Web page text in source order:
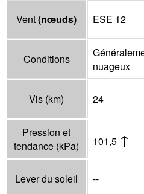
Vent(nœuds) ESE 12
Conditions
nuageux
Vis (km) 24
Pression et
tendance (kPa) 101,5 ↑
Lever du soleil --